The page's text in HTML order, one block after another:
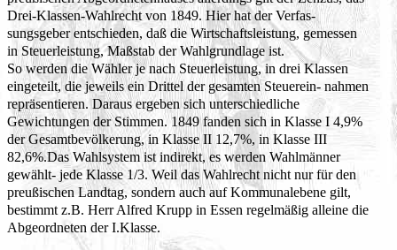
Drei-Klassen-Wahlrecht von 1849. Hier hat der Verfas-
sungsgeber entschieden, daß die Wirtschaftsleistung, gemessen
in Steuerleistung, Maßstab der Wahlgrundlage ist.
So werden die Wähler je nach Steuerleistung, in drei Klassen
eingeteilt, die jeweils ein Drittel der gesamten Steuerein- nahmen
repräsentieren. Daraus ergeben sich unterschiedliche
Gewichtungen der Stimmen. 1849 fanden sich in Klasse I 4,9%
der Gesamtbevölkerung, in Klasse II 12,7%, in Klasse III
82,6%.Das Wahlsystem ist indirekt, es werden Wahlmänner
gewählt- jede Klasse 1/3. Weil das Wahlrecht nicht nur für den
preußischen Landtag, sondern auch auf Kommunalebene gilt,
bestimmt z.B. Herr Alfred Krupp in Essen regelmäßig alleine die
Abgeordneten der I.Klasse.